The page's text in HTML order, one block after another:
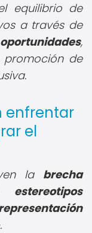
equilibrio de
a través de
,
de
enfrentar
el
la brecha
estereotipos